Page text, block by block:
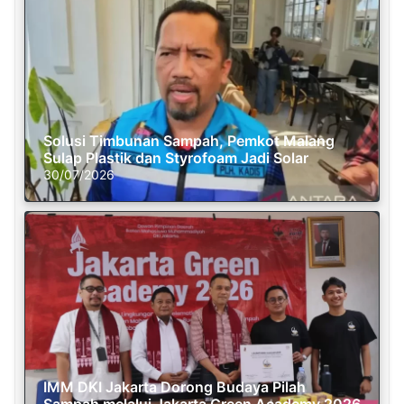
Solusi Timbunan Sampah, Pemkot Malang
Sulap Plastik dan Styrofoam Jadi Solar
30/07/2026
IMM DKI Jakarta Dorong Budaya Pilah